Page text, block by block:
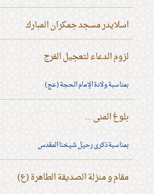
اسلايدر مسجد جمكران المبارك
لزوم الدعاء لتعجيل الفرج
بمناسبة ولادة الإمام الحجة (عج)
بلوغ المنى ...
بمناسبة ذكرى رحيل شيخنا المقدس
مقام و منزلة الصديقة الطاهرة (ع)